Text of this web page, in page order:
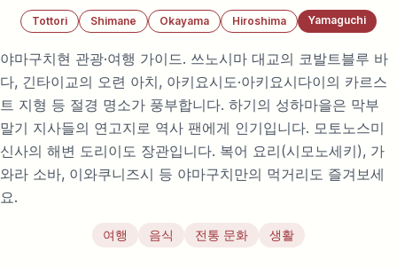
Tottori Shimane Okayama Hiroshima Yamaguchi
야마구치현 관광·여행 가이드. 쓰노시마 대교의 코발트블루 바
다, 긴타이교의 오련 아치, 아키요시도·아키요시다이의 카르스
트 지형 등 절경 명소가 풍부합니다. 하기의 성하마을은 막부
말기 지사들의 연고지로 역사 팬에게 인기입니다. 모토노스미
신사의 해변 도리이도 장관입니다. 복어 요리(시모노세키), 가
와라 소바, 이와쿠니즈시 등 야마구치만의 먹거리도 즐겨보세
요.
여행 음식 전통 문화 생활